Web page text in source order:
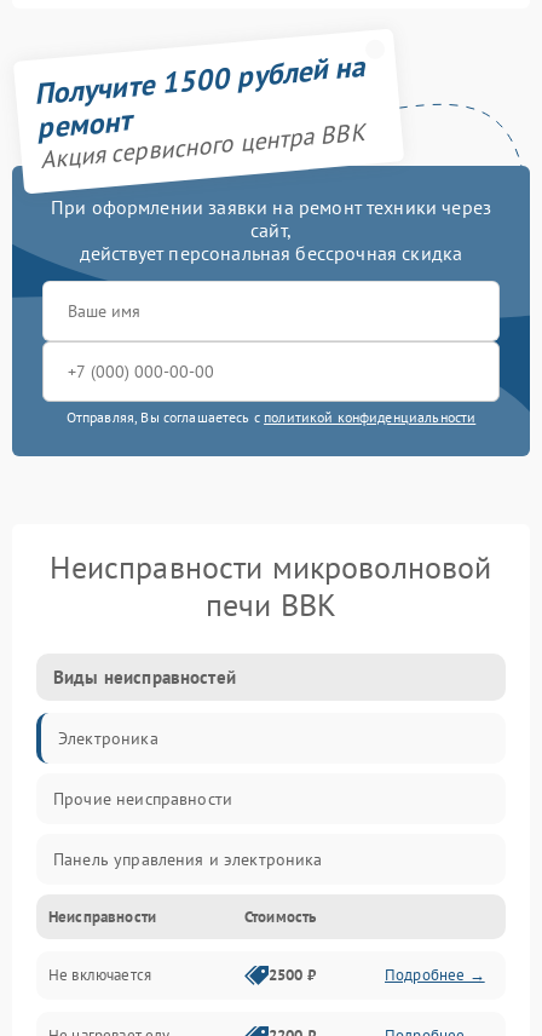
Получите 1500 рублей на
ремонт
Акция сервисного центра BBK
При оформлении заявки на ремонт техники через
сайт,
действует персональная бессрочная скидка
Отправляя, Вы соглашаетесь с политикой конфиденциальности
Неисправности микроволновой
печи BBK
Виды неисправностей
Электроника
Прочие неисправности
Панель управления и электроника
Дверца и корпус
Механика и внутренние элементы
Неисправности Стоимость
Не включается 2500 ₽ Подробнее →